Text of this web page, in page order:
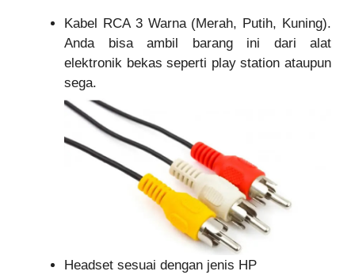
Kabel RCA 3 Warna (Merah, Putih, Kuning).
Anda bisa ambil barang ini dari alat
elektronik bekas seperti play station ataupun
sega.
Headset sesuai dengan jenis HP